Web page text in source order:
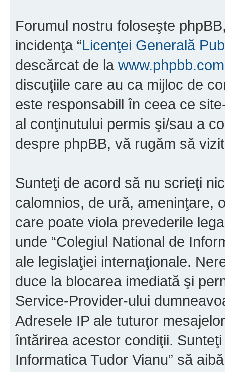
Forumul nostru foloseşte
incidenţa “Licenţei Generală
descărcat de la www.phpbb.com
discuţiile care au ca mijloc de
este responsabill în ceea ce
al conţinutului permis şi/sau a
despre phpBB, vă rugăm să
Sunteţi de acord să nu scrieţi
calomnios, de ură, ameninţare,
care poate viola prevederile
unde “Colegiul National de
ale legislaţiei internaţionale.
duce la blocarea imediată şi
Service-Provider-ului
Adresele IP ale tuturor
întărirea acestor condiţii.
Informatica Tudor Vianu” să